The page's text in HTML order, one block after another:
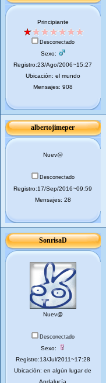
Principiante
Desconectado
Sexo:
Registro:23/Ago/2006~15:27
Ubicación: el mundo
Mensajes: 908
albertojimeper
Nuev@
Desconectado
Registro:17/Sep/2016~09:59
Mensajes: 28
SonrisaD
Nuev@
Desconectado
Sexo:
Registro:13/Jul/2011~17:28
Ubicación: en algún lugar de
Andalucía